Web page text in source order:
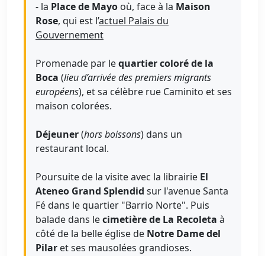
- la Place de Mayo où, face à la Maison
Rose, qui est l’actuel Palais du
Gouvernement
Promenade par lequartier coloré de la
Boca (lieu d’arrivée des premiers migrants
européens), et sa célèbre rue Caminito et ses
maison colorées.
Déjeuner(hors boissons) dans un
restaurant local.
Poursuite de la visite avec la librairie El
Ateneo Grand Splendid sur l'avenue Santa
Fé dans le quartier "Barrio Norte". Puis
balade dans lecimetière de La Recoleta à
côté de la belle église de Notre Dame del
Pilar et ses mausolées grandioses.